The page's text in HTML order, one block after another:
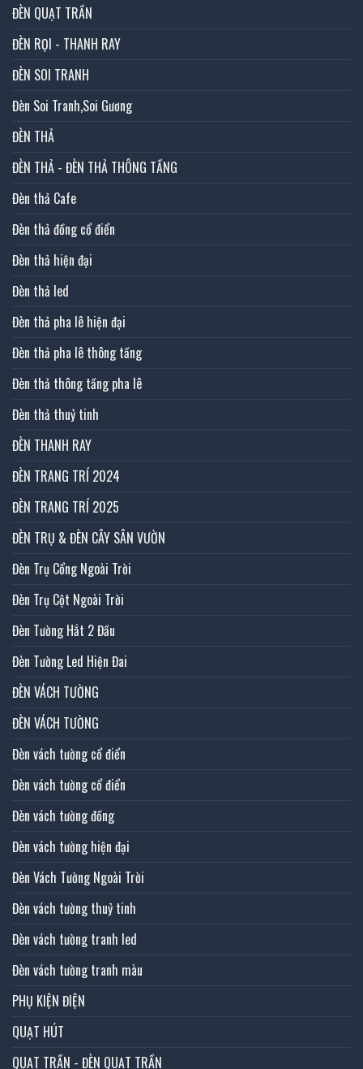
ĐÈN QUẠT TRẦN
ĐÈN RỌI - THANH RAY
ĐÈN SOI TRANH
Đèn Soi Tranh,Soi Gương
ĐÈN THẢ
ĐÈN THẢ - ĐÈN THẢ THÔNG TẦNG
Đèn thả Cafe
Đèn thả đồng cổ điển
Đèn thả hiện đại
Đèn thả led
Đèn thả pha lê hiện đại
Đèn thả pha lê thông tầng
Đèn thả thông tầng pha lê
Đèn thả thuỷ tinh
ĐÈN THANH RAY
ĐÈN TRANG TRÍ 2024
ĐÈN TRANG TRÍ 2025
ĐÈN TRỤ & ĐÈN CÂY SÂN VƯỜN
Đèn Trụ Cổng Ngoài Trời
Đèn Trụ Cột Ngoài Trời
Đèn Tường Hắt 2 Đầu
Đèn Tường Led Hiện Đai
ĐÈN VÁCH TƯỜNG
ĐÈN VÁCH TƯỜNG
Đèn vách tường cổ điển
Đèn vách tường cổ điển
Đèn vách tường đồng
Đèn vách tường hiện đại
Đèn Vách Tường Ngoài Trời
Đèn vách tường thuỷ tinh
Đèn vách tường tranh led
Đèn vách tường tranh màu
PHỤ KIỆN ĐIỆN
QUẠT HÚT
QUẠT TRẦN - ĐÈN QUẠT TRẦN